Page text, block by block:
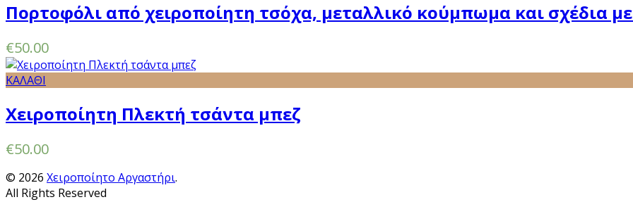
Πορτοφόλι από χειροποίητη τσόχα, μεταλλικό κούμπωμα και σχέδια
€50.00
ΚΑΛΑΘΙ
Χειροποίητη Πλεκτή τσάντα μπεζ
€50.00
© 2026 Χειροποίητο Αργαστήρι.
All Rights Reserved